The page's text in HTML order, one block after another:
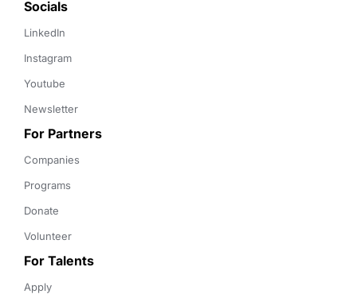
Socials
LinkedIn
Instagram
Youtube
Newsletter
For Partners
Companies
Programs
Donate
Volunteer
For Talents
Apply